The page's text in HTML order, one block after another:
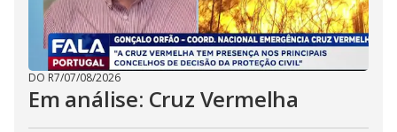
DO R7/07/08/2026
Em análise: Cruz Vermelha